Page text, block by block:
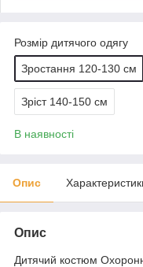
Розмір дитячого одягу
Зростання 120-130 см
Зріст 140-150 см
В наявності
Опис
Опис
Дитячий костюм